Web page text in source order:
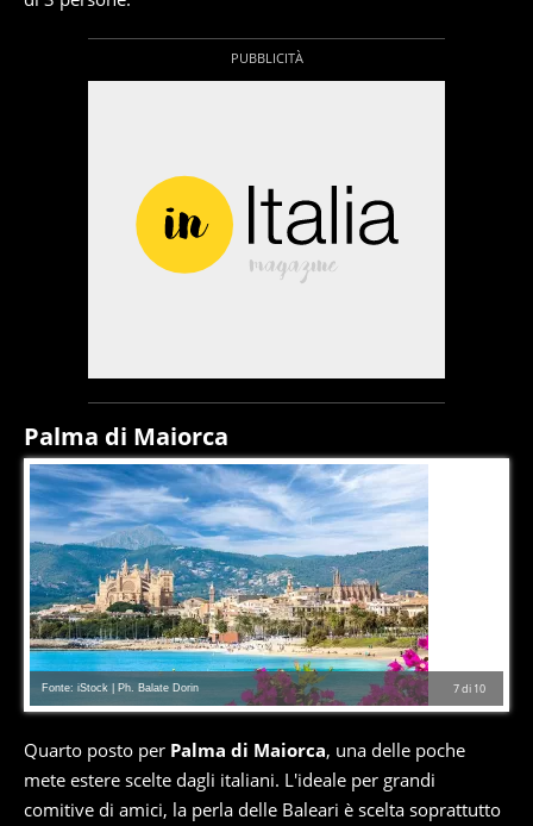
Palma di Maiorca
7di 10
Fonte: iStock | Ph. Balate Dorin
Quarto posto per Palma di Maiorca, una delle poche
mete estere scelte dagli italiani. L'ideale per grandi
comitive di amici, la perla delle Baleari è scelta soprattutto